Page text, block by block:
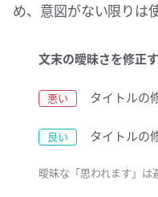
め、意図がない限りは
文末の曖昧さを修正
タイトルの
タイトルの
曖昧な「思われます」は